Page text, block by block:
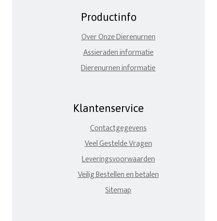
Productinfo
Over Onze Dierenurnen
Assieraden informatie
Dierenurnen informatie
Klantenservice
Contactgegevens
Veel Gestelde Vragen
Leveringsvoorwaarden
Veilig Bestellen en betalen
Sitemap